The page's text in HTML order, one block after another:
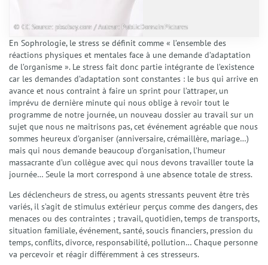
© CC Source: pixabay.com / Auteur: PublicDomainPictures
En Sophrologie, le stress se définit comme « l’ensemble des
réactions physiques et mentales face à une demande d’adaptation
de l’organisme ». Le stress fait donc partie intégrante de l’existence
car les demandes d’adaptation sont constantes : le bus qui arrive en
avance et nous contraint à faire un sprint pour l’attraper, un
imprévu de dernière minute qui nous oblige à revoir tout le
programme de notre journée, un nouveau dossier au travail sur un
sujet que nous ne maitrisons pas, cet événement agréable que nous
sommes heureux d’organiser (anniversaire, crémaillère, mariage…)
mais qui nous demande beaucoup d’organisation, l’humeur
massacrante d’un collègue avec qui nous devons travailler toute la
journée… Seule la mort correspond à une absence totale de stress.
Les déclencheurs de stress, ou agents stressants peuvent être très
variés, il s’agit de stimulus extérieur perçus comme des dangers, des
menaces ou des contraintes ; travail, quotidien, temps de transports,
situation familiale, événement, santé, soucis financiers, pression du
temps, conflits, divorce, responsabilité, pollution… Chaque personne
va percevoir et réagir différemment à ces stresseurs.